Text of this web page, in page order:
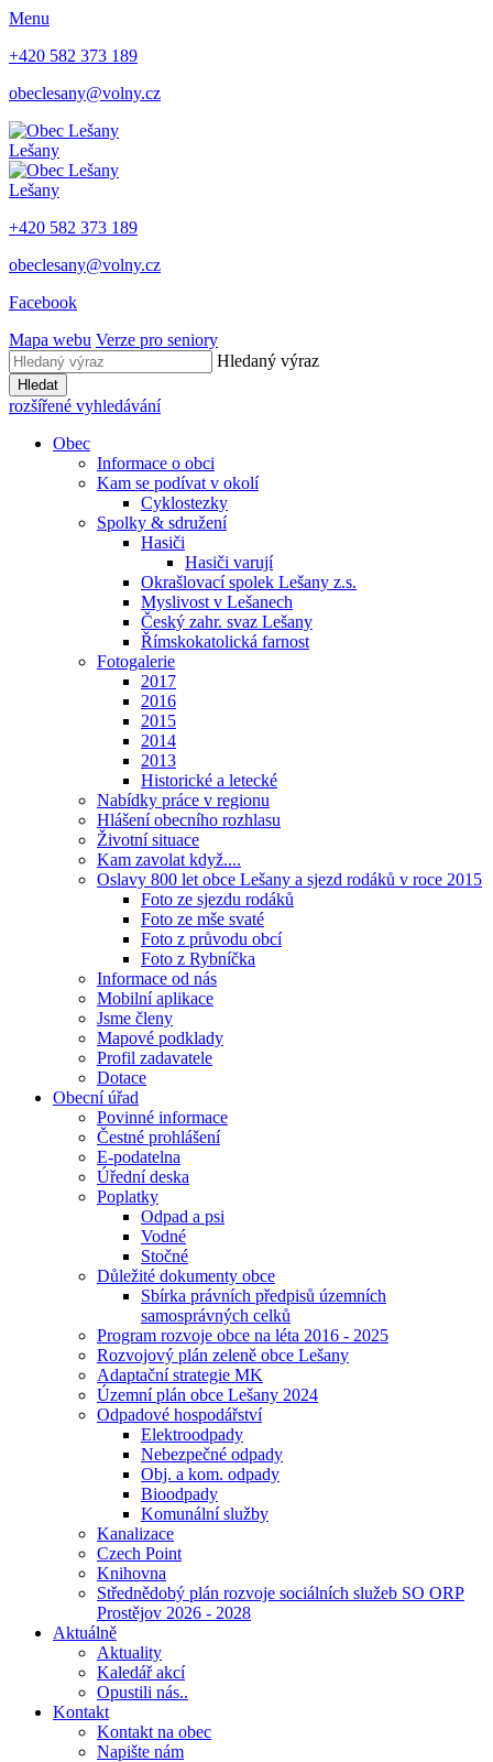
Menu
+420 582 373 189
obeclesany@volny.cz
Lešany
Lešany
+420 582 373 189
obeclesany@volny.cz
Facebook
Mapa webu Verze pro seniory
Hledaný výraz
Hledat
rozšířené vyhledávání
Obec
Informace o obci
Kam se podívat v okolí
Cyklostezky
Spolky & sdružení
Hasiči
Hasiči varují
Okrašlovací spolek Lešany z.s.
Myslivost v Lešanech
Český zahr. svaz Lešany
Římskokatolická farnost
Fotogalerie
2017
2016
2015
2014
2013
Historické a letecké
Nabídky práce v regionu
Hlášení obecního rozhlasu
Životní situace
Kam zavolat když....
Oslavy 800 let obce Lešany a sjezd rodáků v roce 2015
Foto ze sjezdu rodáků
Foto ze mše svaté
Foto z průvodu obcí
Foto z Rybníčka
Informace od nás
Mobilní aplikace
Jsme členy
Mapové podklady
Profil zadavatele
Dotace
Obecní úřad
Povinné informace
Čestné prohlášení
E-podatelna
Úřední deska
Poplatky
Odpad a psi
Vodné
Stočné
Důležité dokumenty obce
Sbírka právních předpisů územních
samosprávných celků
Program rozvoje obce na léta 2016 - 2025
Rozvojový plán zeleně obce Lešany
Adaptační strategie MK
Územní plán obce Lešany 2024
Odpadové hospodářství
Elektroodpady
Nebezpečné odpady
Obj. a kom. odpady
Bioodpady
Komunální služby
Kanalizace
Czech Point
Knihovna
Střednědobý plán rozvoje sociálních služeb SO ORP
Prostějov 2026 - 2028
Aktuálně
Aktuality
Kaledář akcí
Opustili nás..
Kontakt
Kontakt na obec
Napište nám